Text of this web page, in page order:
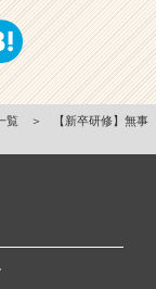
覧 ＞
【新卒研修】無事